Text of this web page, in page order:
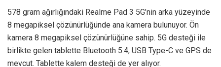
578 gram ağırlığındaki Realme Pad 3 5G’nin arka yüzeyinde
8 megapiksel çözünürlüğünde ana kamera bulunuyor. Ön
kamera 8 megapiksel çözünürlüğüne sahip. 5G desteği ile
birlikte gelen tablette Bluetooth 5.4, USB Type-C ve GPS de
mevcut. Tablette kalem desteği de yer alıyor.